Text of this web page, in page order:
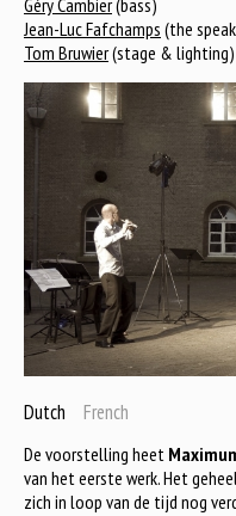
Géry Cambier(bass)
Jean-Luc Fafchamps (the
Tom Bruwier(stage & lighting)
Dutch French
De voorstelling heet
van het eerste werk. Het
zich in loop van de tijd nog